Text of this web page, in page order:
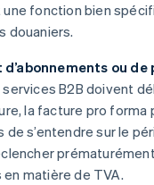
fonction bien
douaniers.
ou de
B2B doivent
la facture pro forma
de s’entendre sur le
matière de TVA.